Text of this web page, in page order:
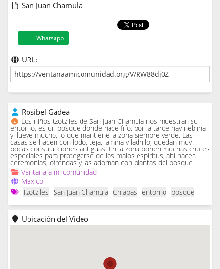
San Juan Chamula
Whatsapp
URL:
Rosibel Gadea
Los niños tzotziles de San Juan Chamula nos muestran su
entorno, es un bosque donde hace frío, por la tarde hay neblina
y llueve mucho, lo que mantiene la zona siempre verde. Las
casas se hacen con lodo, teja, lamina y ladrillo, quedan muy
pocas construcciones antiguas. En la zona ponen muchas cruces
especiales para protegerse de los malos espíritus, ahí hacen
ceremonias, ofrendas y las adornan con plantas del bosque.
Ventana a mi comunidad
México
Tzotziles
San Juan Chamula Chiapas entorno bosque
Ubicación del Video